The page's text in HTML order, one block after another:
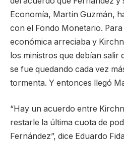
Economía, Martín Guzmán,
con el Fondo Monetario.
económica arreciaba y
los ministros que debían salir
se fue quedando cada vez
tormenta. Y entonces llegó
“Hay un acuerdo entre
restarle la última cuota de
Fernández”, dice Eduardo